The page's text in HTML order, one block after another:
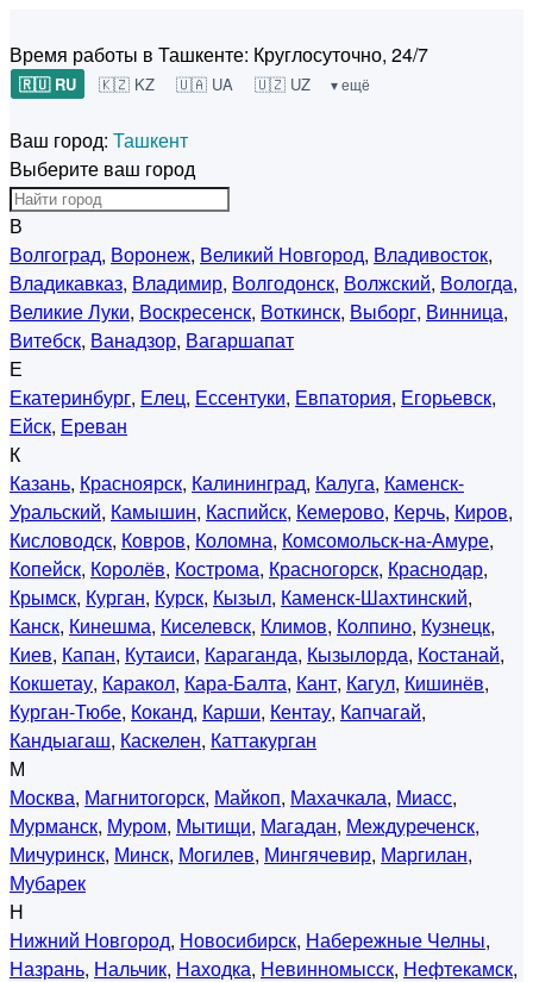
Время работы в Ташкенте: Круглосуточно, 24/7
🇷🇺 RU 🇰🇿 KZ 🇺🇦 UA 🇺🇿 UZ ▾ ещё
Ваш город: Ташкент
Выберите ваш город
В
Волгоград, Воронеж, Великий Новгород, Владивосток,
Владикавказ, Владимир, Волгодонск, Волжский, Вологда,
Великие Луки, Воскресенск, Воткинск, Выборг, Винница,
Витебск, Ванадзор, Вагаршапат
Е
Екатеринбург, Елец, Ессентуки, Евпатория, Егорьевск,
Ейск, Ереван
К
Казань, Красноярск, Калининград, Калуга, Каменск-
Уральский, Камышин, Каспийск, Кемерово, Керчь, Киров,
Кисловодск, Ковров, Коломна, Комсомольск-на-Амуре,
Копейск, Королёв, Кострома, Красногорск, Краснодар,
Крымск, Курган, Курск, Кызыл, Каменск-Шахтинский,
Канск, Кинешма, Киселевск, Климов, Колпино, Кузнецк,
Киев, Капан, Кутаиси, Караганда, Кызылорда, Костанай,
Кокшетау, Каракол, Кара-Балта, Кант, Кагул, Кишинёв,
Курган-Тюбе, Коканд, Карши, Кентау, Капчагай,
Кандыагаш, Каскелен, Каттакурган
М
Москва, Магнитогорск, Майкоп, Махачкала, Миасс,
Мурманск, Муром, Мытищи, Магадан, Междуреченск,
Мичуринск, Минск, Могилев, Мингячевир, Маргилан,
Мубарек
Н
Нижний Новгород, Новосибирск, Набережные Челны,
Назрань, Нальчик, Находка, Невинномысск, Нефтекамск,